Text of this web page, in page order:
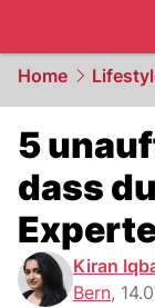
Home
5
dass
Kiran
Bern,